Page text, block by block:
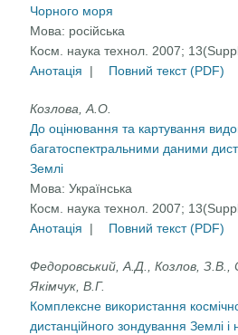
Чорного моря
Мова: російська
Косм. наука технол. 2007;
Анотація
| Повний текст (PDF)
Козлова, А.О.
До оцінювання та картування
багатоспектральними даними
Землі
Мова:Українська
Косм. наука технол. 2007;
Анотація
| Повний текст (PDF)
Федоровський, А.Д., Козлов, З.В.,
Якімчук, В.Г.
Комплексне використання
дистанційного зондування Землі і